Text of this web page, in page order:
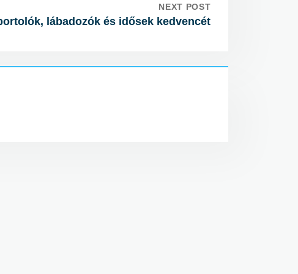
NEXT POST
lábadozók és idősek kedvencét